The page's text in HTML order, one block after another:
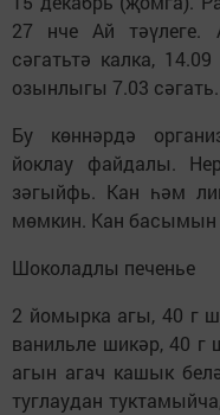
27 нче Ай тәүлеге.
сәгатьтә калка,
озынлыгы 7.03 сәгать.
Бу көннәрдә
йоклау файдалы.
зәгыйфь. Кан һәм
мөмкин. Кан басымын
Шоколадлы печенье
2 йомырка агы, 40 г
ванильле шикәр, 40 г
агын агач кашык
туглаудан